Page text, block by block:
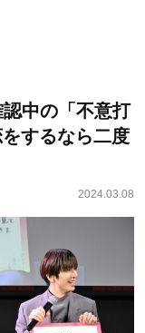
中の「不意打
するなら二度
2024.03.08